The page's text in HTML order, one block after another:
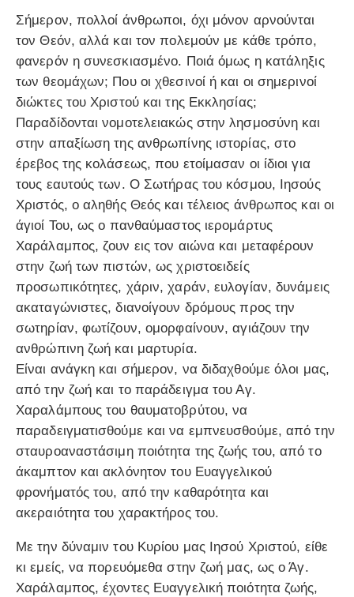
Σήμερον, πολλοί άνθρωποι, όχι μόνον αρνούνται
τον Θεόν, αλλά και τον πολεμούν με κάθε τρόπο,
φανερόν η συνεσκιασμένο. Ποιά όμως η κατάληξις
των θεομάχων; Που οι χθεσινοί ή και οι σημερινοί
διώκτες του Χριστού και της Εκκλησίας;
Παραδίδονται νομοτελειακώς στην λησμοσύνη και
στην απαξίωση της ανθρωπίνης ιστορίας, στο
έρεβος της κολάσεως, που ετοίμασαν οι ίδιοι για
τους εαυτούς των. Ο Σωτήρας του κόσμου, Ιησούς
Χριστός, ο αληθής Θεός και τέλειος άνθρωπος και οι
άγιοί Του, ως ο πανθαύμαστος ιερομάρτυς
Χαράλαμπος, ζουν εις τον αιώνα και μεταφέρουν
στην ζωή των πιστών, ως χριστοειδείς
προσωπικότητες, χάριν, χαράν, ευλογίαν, δυνάμεις
ακαταγώνιστες, διανοίγουν δρόμους προς την
σωτηρίαν, φωτίζουν, ομορφαίνουν, αγιάζουν την
ανθρώπινη ζωή και μαρτυρία.
Είναι ανάγκη και σήμερον, να διδαχθούμε όλοι μας,
από την ζωή και το παράδειγμα του Αγ.
Χαραλάμπους του θαυματοβρύτου, να
παραδειγματισθούμε και να εμπνευσθούμε, από την
σταυροαναστάσιμη ποιότητα της ζωής του, από το
άκαμπτον και ακλόνητον του Ευαγγελικού
φρονήματός του, από την καθαρότητα και
ακεραιότητα του χαρακτήρος του.
Με την δύναμιν του Κυρίου μας Ιησού Χριστού, είθε
κι εμείς, να πορευόμεθα στην ζωή μας, ως ο Άγ.
Χαράλαμπος, έχοντες Ευαγγελική ποιότητα ζωής,